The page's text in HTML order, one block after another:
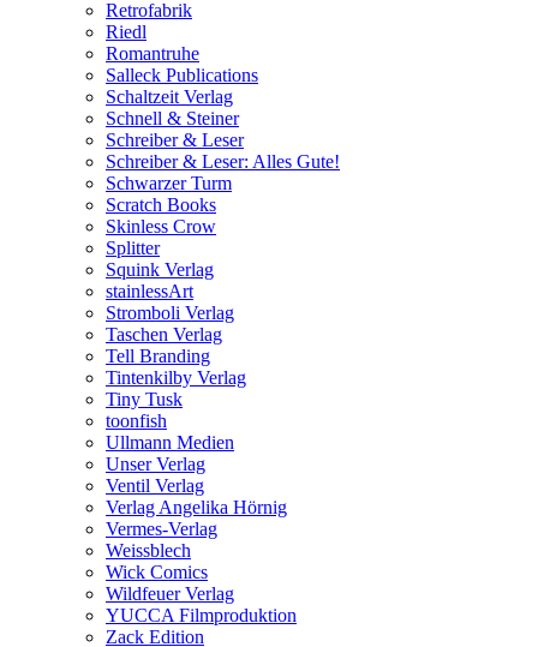
Retrofabrik
Riedl
Romantruhe
Salleck Publications
Schaltzeit Verlag
Schnell & Steiner
Schreiber & Leser
Schreiber & Leser: Alles Gute!
Schwarzer Turm
Scratch Books
Skinless Crow
Splitter
Squink Verlag
stainlessArt
Stromboli Verlag
Taschen Verlag
Tell Branding
Tintenkilby Verlag
Tiny Tusk
toonfish
Ullmann Medien
Unser Verlag
Ventil Verlag
Verlag Angelika Hörnig
Vermes-Verlag
Weissblech
Wick Comics
Wildfeuer Verlag
YUCCA Filmproduktion
Zack Edition